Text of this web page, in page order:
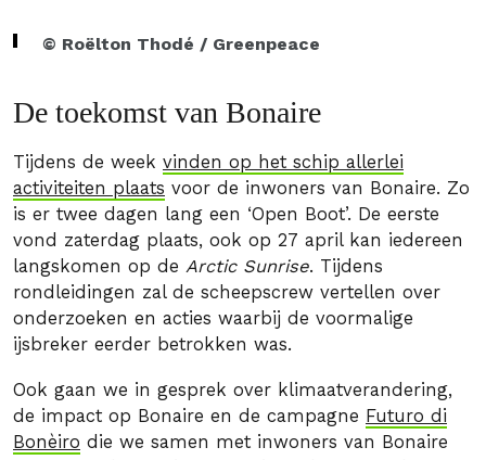
© Roëlton Thodé / Greenpeace
De toekomst van Bonaire
Tijdens de week vinden op het schip allerlei
activiteiten plaats voor de inwoners van Bonaire. Zo
is er twee dagen lang een ‘Open Boot’. De eerste
vond zaterdag plaats, ook op 27 april kan iedereen
langskomen op de Arctic Sunrise. Tijdens
rondleidingen zal de scheepscrew vertellen over
onderzoeken en acties waarbij de voormalige
ijsbreker eerder betrokken was.
Ook gaan we in gesprek over klimaatverandering,
de impact op Bonaire en de campagne Futuro di
Bonèiro die we samen met inwoners van Bonaire